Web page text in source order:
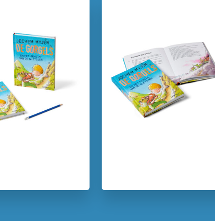
Kenmerken van dit boek
5 – 7 jaar
7 – 9 jaar
Broers & zussen
Dieren
Fantasie & magie